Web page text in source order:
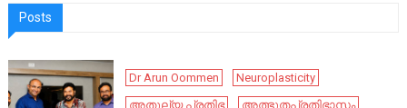
Posts
Dr Arun Oommen
Neuroplasticity
അതുല്യ പ്രതിഭ
അത്ഭുതപ്രതിഭാസം